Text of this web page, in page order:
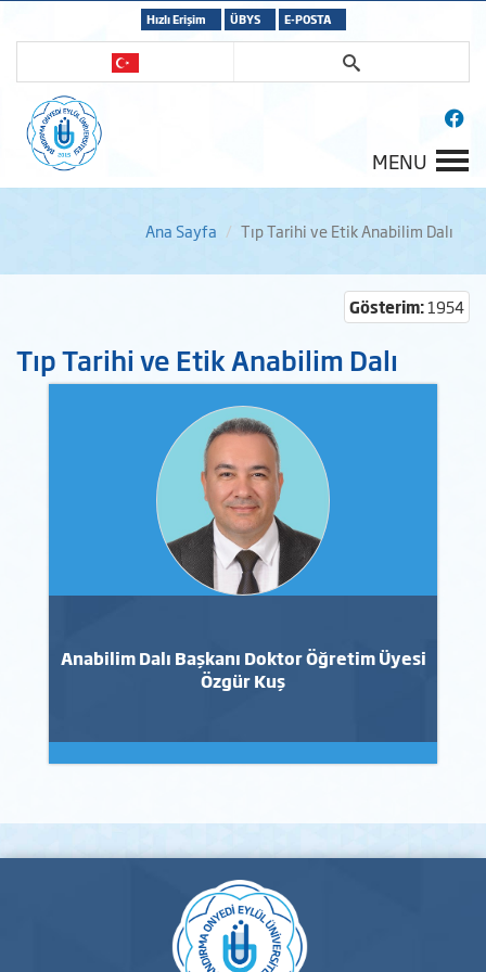
Hızlı Erişim ÜBYS E-POSTA
MENU
Ana Sayfa Tıp Tarihi ve Etik Anabilim Dalı
Gösterim:1954
Tıp Tarihi ve Etik Anabilim Dalı
Anabilim Dalı Başkanı Doktor Öğretim Üyesi
Özgür Kuş